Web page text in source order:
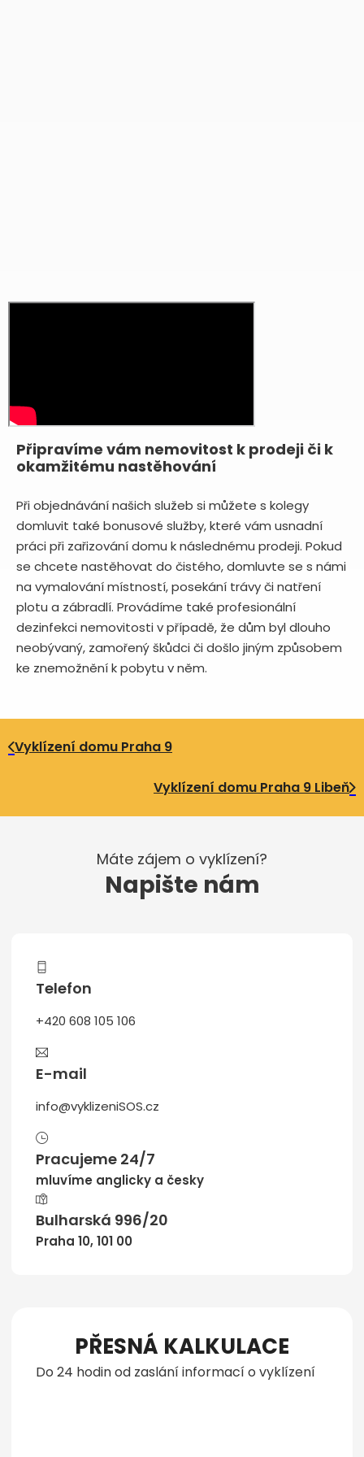
Připravíme vám nemovitost k prodeji či k
okamžitému nastěhování
Při objednávání našich služeb si můžete s kolegy
domluvit také bonusové služby, které vám usnadní
práci při zařizování domu k následnému prodeji. Pokud
se chcete nastěhovat do čistého, domluvte se s námi
na vymalování místností, posekání trávy či natření
plotu a zábradlí. Provádíme také profesionální
dezinfekci nemovitosti v případě, že dům byl dlouho
neobývaný, zamořený škůdci či došlo jiným způsobem
ke znemožnění k pobytu v něm.
Vyklízení domu Praha 9
Vyklízení domu Praha 9 Libeň
Máte zájem o vyklízení?
Napište nám
Telefon
+420 608 105 106
E-mail
info@vyklizeniSOS.cz
Pracujeme 24/7
mluvíme anglicky a česky
Bulharská 996/20
Praha 10, 101 00
PŘESNÁ KALKULACE
Do 24 hodin od zaslání informací o vyklízení